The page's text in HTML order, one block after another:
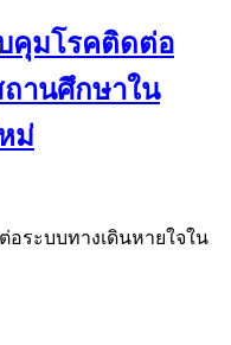
คุมโรคติดต่อ
ถานศึกษาใน
ม่
ระบบทางเดินหายใจใน